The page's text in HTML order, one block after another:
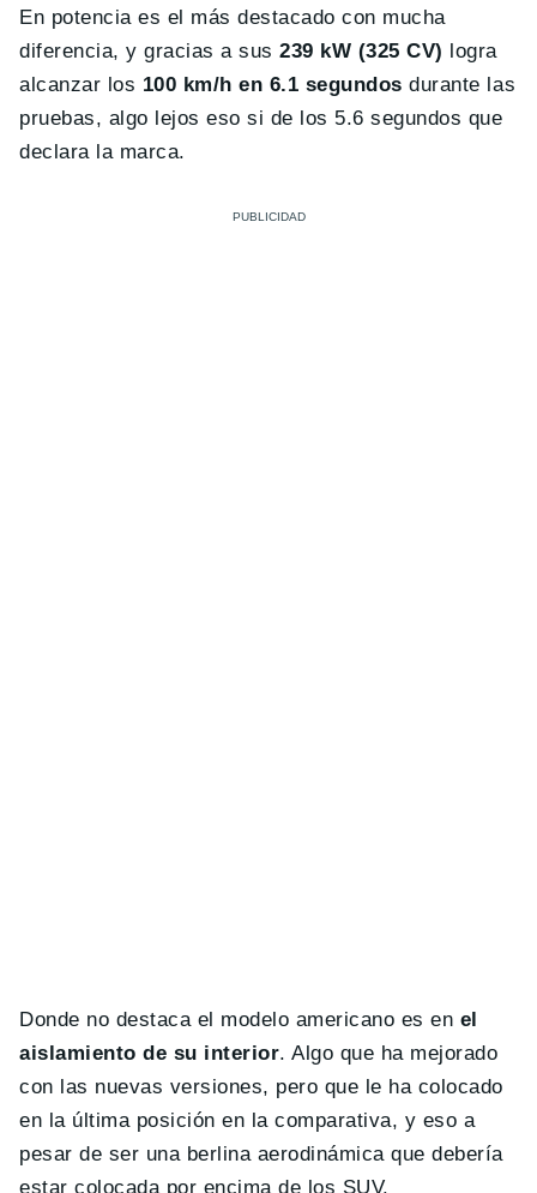
En potencia es el más destacado con mucha
diferencia, y gracias a sus239 kW (325 CV) logra
alcanzar los 100 km/h en 6.1 segundos durante las
pruebas, algo lejos eso si de los 5.6 segundos que
declara la marca.
Donde no destaca el modelo americano es en el
aislamiento de su interior. Algo que ha mejorado
con las nuevas versiones, pero que le ha colocado
en la última posición en la comparativa, y eso a
pesar de ser una berlina aerodinámica que debería
estar colocada por encima de los SUV.